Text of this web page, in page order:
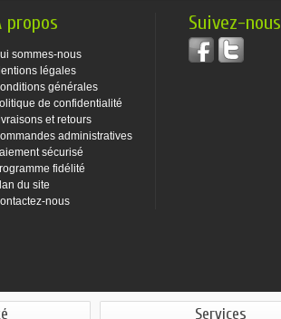
propos
sommes-nous
légales
générales
de confidentialité
et retours
administratives
sécurisé
fidélité
du site
nous
Suivez-nous
Services